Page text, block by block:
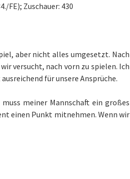
FE); Zuschauer: 430
aber nicht alles umgesetzt. Nach
versucht, nach vorn zu spielen. Ich
für unsere Ansprüche.
meiner Mannschaft ein großes
einen Punkt mitnehmen. Wenn wir